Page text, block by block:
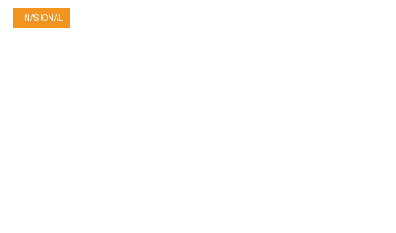
NASIONAL